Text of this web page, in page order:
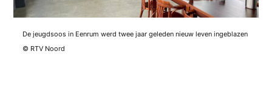
De jeugdsoos in Eenrum werd twee jaar geleden nieuw leven ingeblazen
© RTV Noord